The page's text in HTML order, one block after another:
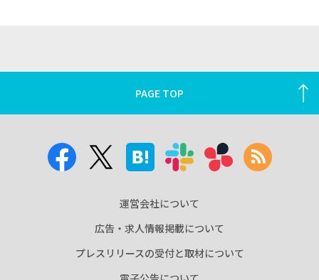
PAGE TOP
運営会社について
広告・求人情報掲載について
プレスリリースの受付と取材について